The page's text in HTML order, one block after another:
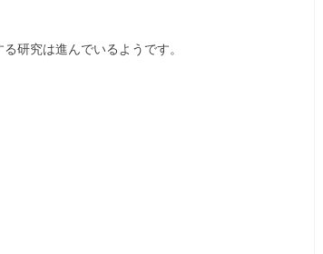
研究は進んでいるようです。